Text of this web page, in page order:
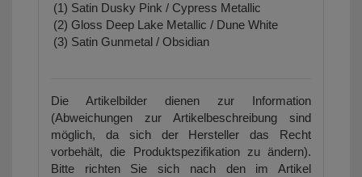
(1) Satin Dusky Pink / Cypress Metallic
(2) Gloss Deep Lake Metallic / Dune White
(3) Satin Gunmetal / Obsidian
Die Artikelbilder dienen zur Information
(Abweichungen zur Artikelbeschreibung sind
möglich, da sich der Hersteller das Recht
vorbehält, die Produktspezifikation zu ändern).
Bitte richten Sie sich nach den im Artikel